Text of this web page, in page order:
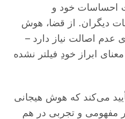
احساسات خود و
دیگران. از قضا، هوش
عدم اصالت نیاز دارد –
ابراز خودِ فیلتر نشده
می‌کند که هوش هیجانی
مفهومی و تجربی در هم